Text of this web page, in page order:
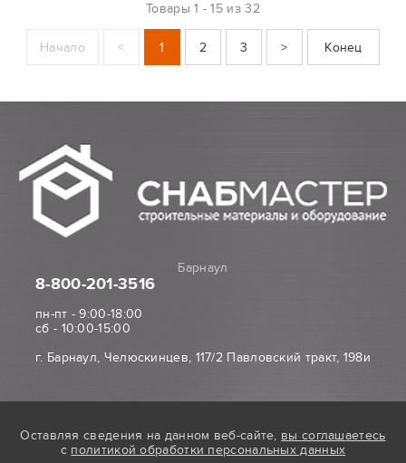
Товары1 - 15 из 32
Начало < 1 2 3 > Конец
Барнаул
8-800-201-3516
пн-пт - 9:00-18:00
сб - 10:00-15:00
г. Барнаул, Челюскинцев, 117/2 Павловский тракт, 198и
Оставляя сведения на данном веб-сайте, вы соглашаетесь
с политикой обработки персональных данных